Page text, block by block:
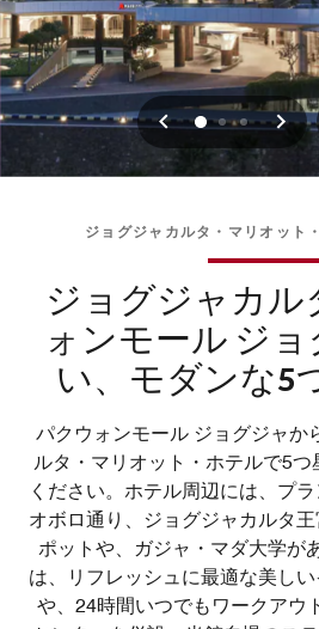
戻る
012 次
ジョグジャカルタ・マリオット
ジョグジャカル
ォンモール ジ
い、モダンな5
パクウォンモール ジョグジャか
ルタ・マリオット・ホテルで5
ください。ホテル周辺には、プ
オボロ通り、ジョグジャカルタ
ポットや、ガジャ・マダ大学が
は、リフレッシュに最適な美し
や、24時間いつでもワークアウ